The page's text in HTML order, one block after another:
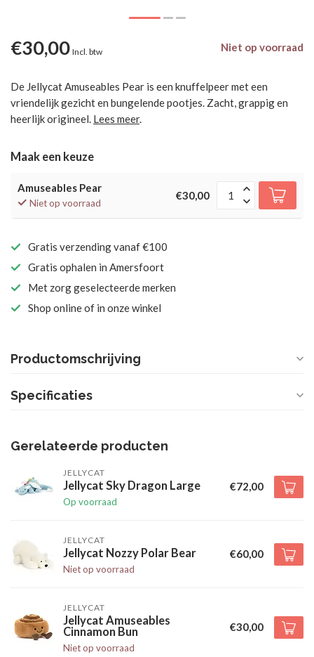
€30,00 Incl. btw Niet op voorraad
De Jellycat Amuseables Pear is een knuffelpeer met een
vriendelijk gezicht en bungelende pootjes. Zacht, grappig en
heerlijk origineel. Lees meer.
Maak een keuze
Amuseables Pear
Niet op voorraad
€30,00
Gratis verzending vanaf €100
Gratis ophalen in Amersfoort
Met zorg geselecteerde merken
Shop online of in onze winkel
Productomschrijving
Specificaties
Gerelateerde producten
JELLYCAT
Jellycat Sky Dragon Large
Op voorraad
€72,00
JELLYCAT
Jellycat Nozzy Polar Bear
Niet op voorraad
€60,00
JELLYCAT
Jellycat Amuseables
Cinnamon Bun
Niet op voorraad
€30,00